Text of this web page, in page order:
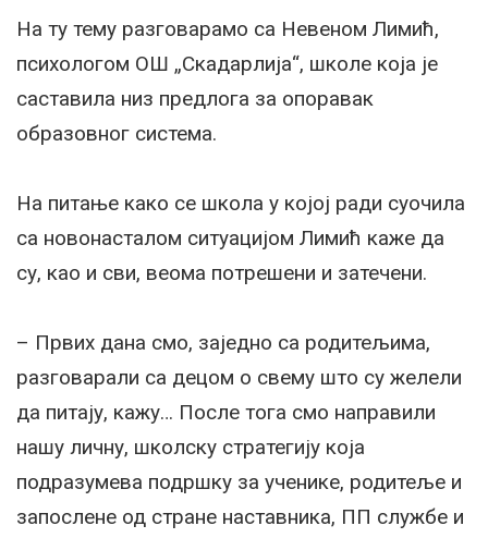
На ту тему разговарамо са Невеном Лимић,
психологом ОШ „Скадарлија“, школе која је
саставила низ предлога за опоравак
образовног система.
На питање како се школа у којој ради суочила
са новонасталом ситуацијом Лимић каже да
су, као и сви, веома потрешени и затечени.
– Првих дана смо, заједно са родитељима,
разговарали са децом о свему што су желели
да питају, кажу… После тога смо направили
нашу личну, школску стратегију која
подразумева подршку за ученике, родитеље и
запослене од стране наставника, ПП службе и